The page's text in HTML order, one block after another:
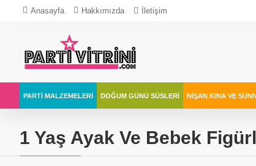
Anasayfa Hakkımızda İletişim
PARTI MALZEMELERI DOĞUM GÜNÜ SÜSLERI NIŞAN KINA VE
1 Yaş Ayak Ve Bebek